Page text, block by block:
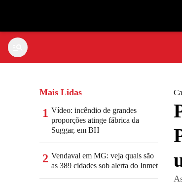
Mais Lidas
1 Vídeo: incêndio de grandes
proporções atinge fábrica da
Suggar, em BH
2 Vendaval em MG: veja quais são
as 389 cidades sob alerta do Inmet